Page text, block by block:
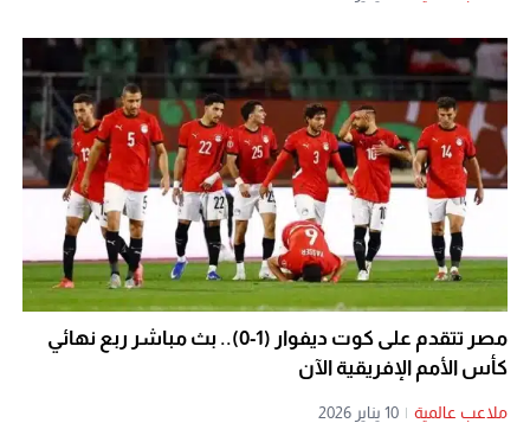
مصر تتقدم على كوت ديفوار (1-0).. بث مباشر ربع نهائي
كأس الأمم الإفريقية الآن
ملاعب عالمية | 10 يناير 2026